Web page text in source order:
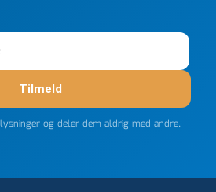
Tilmeld
og deler dem aldrig med andre.